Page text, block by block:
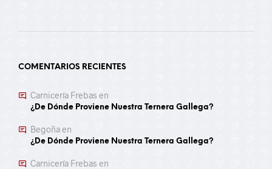
COMENTARIOS RECIENTES
Carnicería Frebas en
¿De Dónde Proviene Nuestra Ternera Gallega?
Begoñaen
¿De Dónde Proviene Nuestra Ternera Gallega?
Carnicería Frebas en